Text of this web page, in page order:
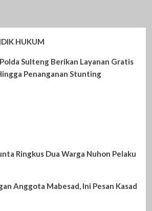
HUKUM
Sulteng Berikan Layanan Gratis
Penanganan Stunting
Ringkus Dua Warga Nuhon Pelaku
Anggota Mabesad, Ini Pesan Kasad